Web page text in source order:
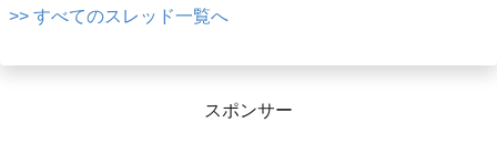
>> すべてのスレッド一覧へ
スポンサー